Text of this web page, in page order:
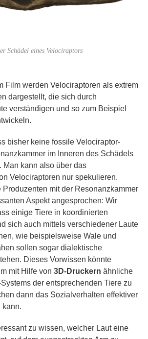
Schädel eines Velociraptors
Film werden Velociraptoren als extrem
dargestellt, die sich durch
verständigen und so zum Beispiel
bisher keine fossile Velociraptor-
im Inneren des Schädels
Man kann also über das
Velociraptoren nur spekulieren.
mit der Resonanzkammer
Aspekt angesprochen: Wir
einige Tiere in koordinierten
sich auch mittels verschiedener Laute
wie beispielsweise Wale und
sollen sogar dialektische
Dieses Vorwissen könnte
mit Hilfe von 3D-Druckern ähnliche
der entsprechenden Tiere zu
dann das Sozialverhalten effektiver
kann.
zu wissen, welcher Laut eine